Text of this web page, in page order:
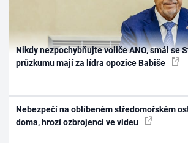
Nikdy nezpochybňujte voliče ANO, smál se
průzkumu mají za lídra opozice Babiše
Nebezpečí na oblíbeném středomořském
doma, hrozí ozbrojenci ve videu